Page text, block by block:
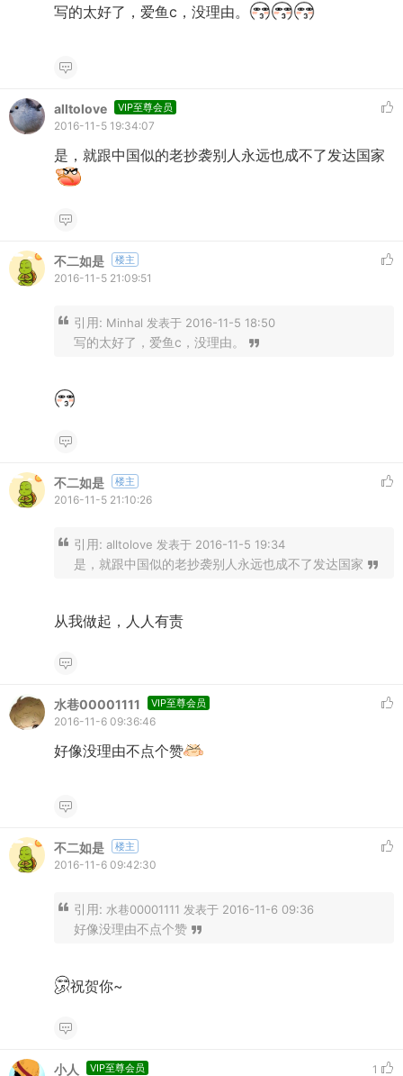
写的太好了，爱鱼c，没理由。
alltolove VIP至尊会员
2016-11-5 19:34:07
是，就跟中国似的老抄袭别人永远也成不了发达国家
不二如是 楼主
2016-11-5 21:09:51
引用: Minhal 发表于 2016-11-5 18:50
写的太好了，爱鱼c，没理由。
不二如是 楼主
2016-11-5 21:10:26
引用: alltolove 发表于 2016-11-5 19:34
是，就跟中国似的老抄袭别人永远也成不了发达国家
从我做起，人人有责
水巷00001111 VIP至尊会员
2016-11-6 09:36:46
好像没理由不点个赞
不二如是 楼主
2016-11-6 09:42:30
引用: 水巷00001111 发表于 2016-11-6 09:36
好像没理由不点个赞
祝贺你~
小人 VIP至尊会员
1